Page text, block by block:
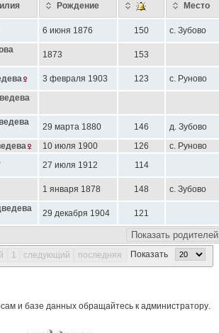
Рождение Место
Показать родителей
6 июня 1876 150
с. Зубово
1873 153
3 февраля 1903 123
с. Руново
29 марта 1880 146
д. Зубово
10 июля 1900 126
с. Руново
27 июля 1912
114
1 января 1878 148
с. Зубово
29 декабря 1904 121
1 следующий последняя Показать
и базе данных обращайтесь к администратору.